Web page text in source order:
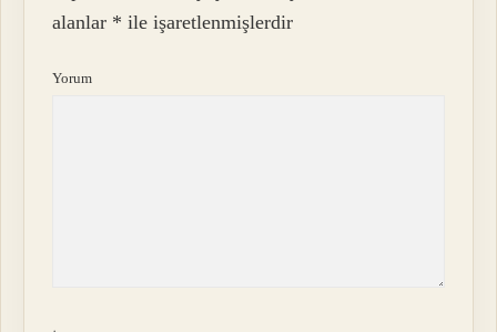
alanlar * ile işaretlenmişlerdir
Yorum